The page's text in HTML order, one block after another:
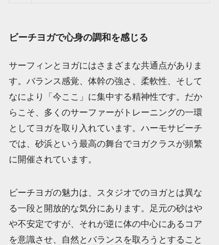
ビーチヨガで心身の調和を感じる
サーフィンとヨガにはさまざまな共通点がありま
す。バランス感覚、体幹の強さ、柔軟性、そして
なにより「今ここ」に集中する精神性です。だか
らこそ、多くのサーファーがトレーニングの一環
としてヨガを取り入れています。ハーモサビーチ
では、砂浜という最高の舞台でヨガクラスが頻繁
に開催されています。
ビーチヨガの魅力は、スタジオでのヨガとは異な
る一段と開放的な気分にあります。足元の砂はや
や不安定ですが、それが逆に体の中心にあるコア
を意識させ、自然とバランスを取ろうとすること